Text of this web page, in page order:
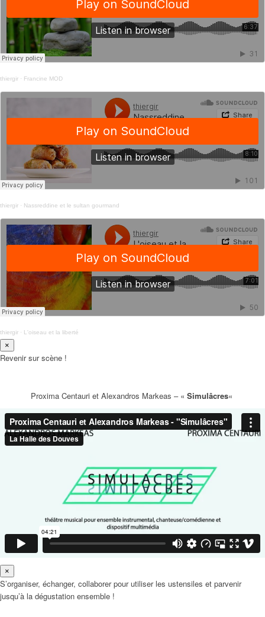
thiergir · Francine MOD
thiergir · Nassreddine et le sultan gourmand
thiergir · L'oiseau et la liberté
×
Revenir sur scène !
Proxima Centauri et Alexandros Markeas – « Simulâcres«
×
S’organiser, échanger, collaborer pour utiliser les ustensiles et parvenir
jusqu’à la dégustation ensemble !